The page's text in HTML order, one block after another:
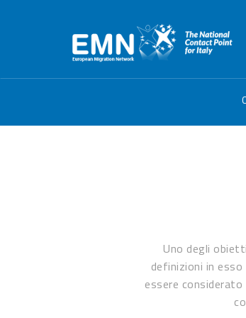
Uno degli
definizioni in
essere